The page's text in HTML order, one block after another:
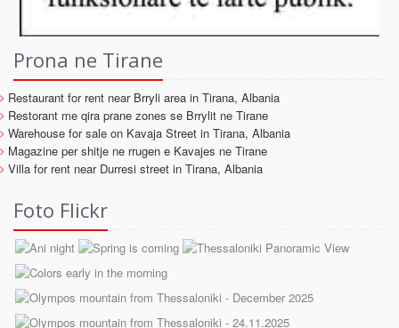
Prona ne Tirane
Restaurant for rent near Brryli area in Tirana, Albania
Restorant me qira prane zones se Brrylit ne Tirane
Warehouse for sale on Kavaja Street in Tirana, Albania
Magazine per shitje ne rrugen e Kavajes ne Tirane
Villa for rent near Durresi street in Tirana, Albania
Foto Flickr